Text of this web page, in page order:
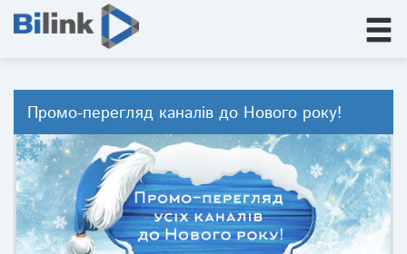
Промо-перегляд каналів до Нового року!